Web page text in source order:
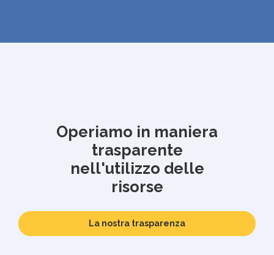
Operiamo in maniera
trasparente
nell'utilizzo delle
risorse
La nostra trasparenza